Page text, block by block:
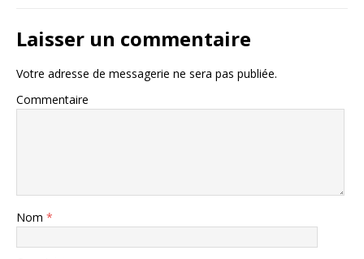
Laisser un commentaire
Votre adresse de messagerie ne sera pas publiée.
Commentaire
Nom *